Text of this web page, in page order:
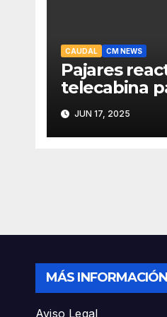
CAUDAL CM NEWS
Pajares
telecabina
con un
actividades
JUN 17, 2025
MÁS INFORMACIÓN
Aviso Legal